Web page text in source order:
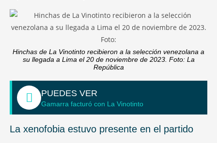
Hinchas de La Vinotinto recibieron a la selección venezolana a
su llegada a Lima el 20 de noviembre de 2023. Foto: La
República
PUEDES VER
Gamarra facturó con La Vinotinto
La xenofobia estuvo presente en el partido